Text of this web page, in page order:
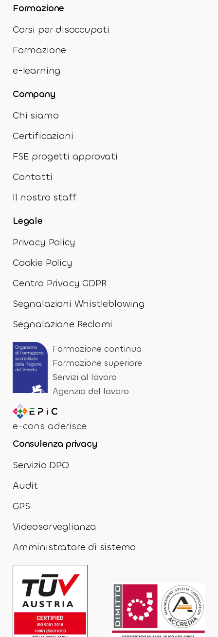
Formazione
Corsi per disoccupati
Formazione
e-learning
Company
Chi siamo
Certificazioni
FSE progetti approvati
Contatti
Il nostro staff
Legale
Privacy Policy
Cookie Policy
Centro Privacy GDPR
Segnalazioni Whistleblowing
Segnalazione Reclami
Formazione continua
Formazione superiore
Servizi al lavoro
Agenzia del lavoro
e-cons aderisce
Consulenza privacy
Servizio DPO
Audit
GPS
Videosorveglianza
Amministratore di sistema